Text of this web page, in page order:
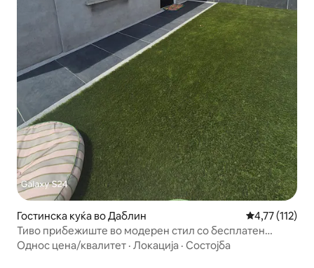
Гостинска куќа во Даблин Просечна
4,77 (112)
Тиво прибежиште во модерен стил со бесплатен
паркинг во близина на аеродромот
Однос цена/квалитет · Локација · Состојба